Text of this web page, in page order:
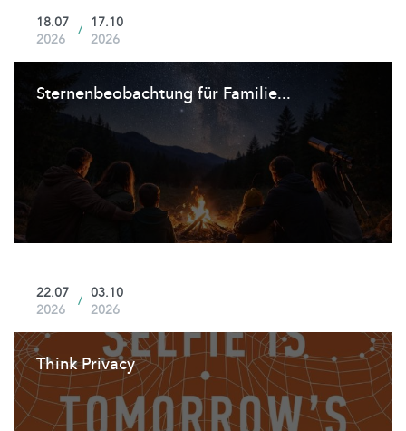
18.07
2026
/
17.10
2026
Sternenbeobachtungfür Familie...
22.07
2026
/
03.10
2026
Think Privacy